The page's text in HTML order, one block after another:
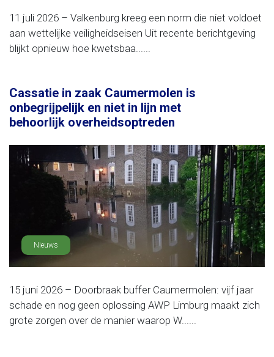
11 juli 2026 – Valkenburg kreeg een norm die niet voldoet
aan wettelijke veiligheidseisen Uit recente berichtgeving
blijkt opnieuw hoe kwetsbaa......
Cassatie in zaak Caumermolen is
onbegrijpelijk en niet in lijn met
behoorlijk overheidsoptreden
Nieuws
15 juni 2026 – Doorbraak buffer Caumermolen: vijf jaar
schade en nog geen oplossing AWP Limburg maakt zich
grote zorgen over de manier waarop W......